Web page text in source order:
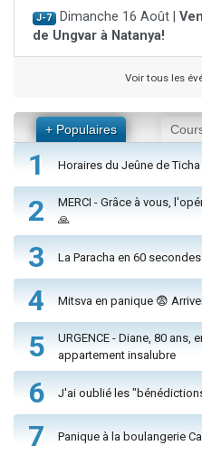
J-7 Dimanche 16 Août |
de Ungvar à Natanya!
Voir tous les
+ Populaires
1 Horaires du Jeûne de Ticha
2
MERCI - Grâce à vous,
🙏
3 La Paracha en 60 secondes
4 Mitsva en panique 😨
5
URGENCE - Diane, 80 ans,
appartement insalubre
6 J'ai oublié les
7 Panique à la boulangerie